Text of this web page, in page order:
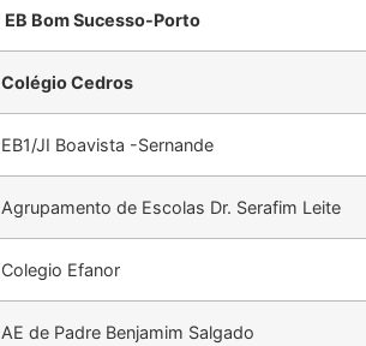
EB Bom Sucesso-Porto
Colégio Cedros
EB1/JI Boavista -Sernande
Agrupamento de Escolas Dr. Serafim Leite
Colegio Efanor
AE de Padre Benjamim Salgado